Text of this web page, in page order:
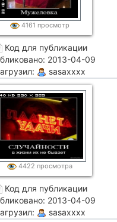
4161 просмотр
Код для публикации
2013-04-09
sasaxxxx
4422 просмотра
Код для публикации
2013-04-09
sasaxxxx